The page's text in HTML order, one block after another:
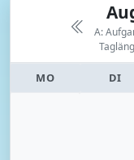
A:
MO DI